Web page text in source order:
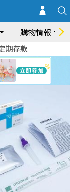
購物情報
期存款